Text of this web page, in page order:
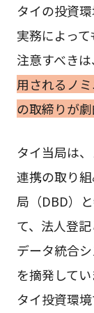
タイの投資
実務によっ
注意すべきは、
用されるノ
の取締りが
タイ当局は
連携の取り
局（DBD）
て、法人登
データ統合
を摘発してい
タイ投資環